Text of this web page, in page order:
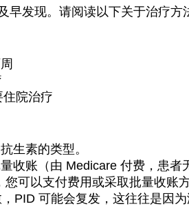
早发现。请阅读以下关于治疗
院治疗
生素的类型。
收账（由 Medicare 付费，患
可以支付费用或采取批量收账
PID 可能会复发，这往往是因